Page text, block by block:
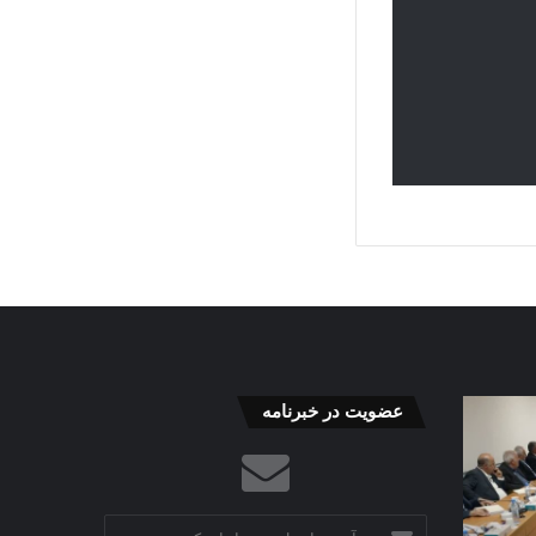
غیرمتمرکز»
ضامن
عضویت در خبرنامه